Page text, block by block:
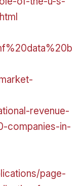
revenue-
companies-in-
page-